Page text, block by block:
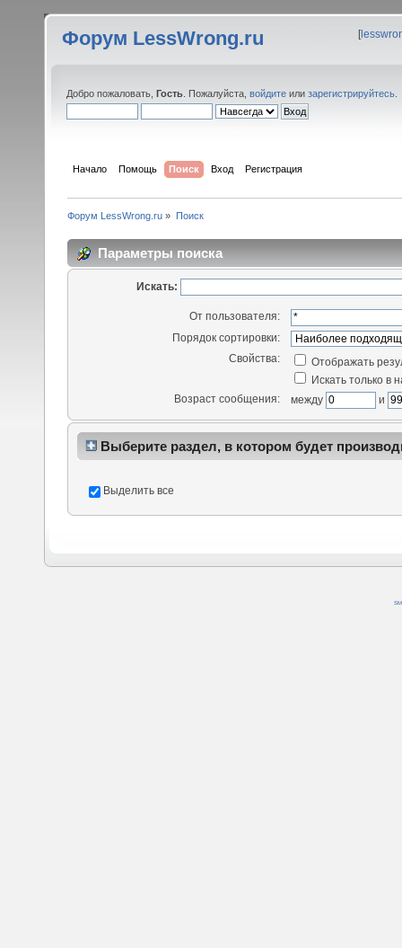
Форум LessWrong.ru [
Добро пожаловать, Гость . Пожалуйста, войдите или зарегистрируйтесь
Начало Помощь Поиск Вход Регистрация
Форум LessWrong.ru » Поиск
Параметры поиска
Искать:
От пользователя:
Порядок сортировки:
Свойства:
Отображать
Искать только в
Возраст сообщения:
между и
Выберите раздел, в котором будет
Выделить все